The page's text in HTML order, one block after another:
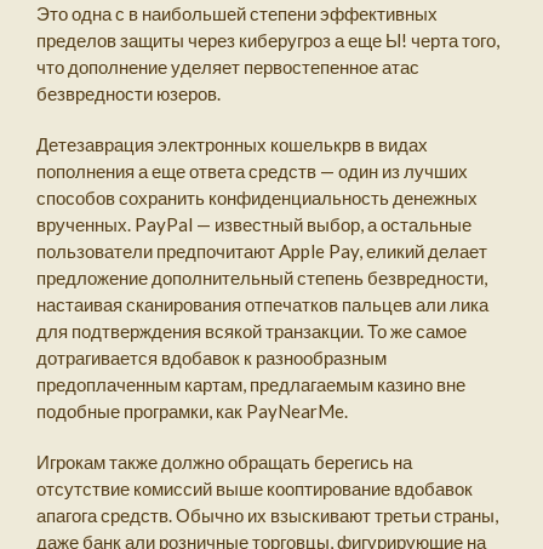
Это одна с в наибольшей степени эффективных
пределов защиты через киберугроз а еще Ы! черта того,
что дополнение уделяет первостепенное атас
безвредности юзеров.
Детезаврация электронных кошелькрв в видах
пополнения а еще ответа средств — один из лучших
способов сохранить конфиденциальность денежных
врученных. PayPal — известный выбор, а остальные
пользователи предпочитают Apple Pay, еликий делает
предложение дополнительный степень безвредности,
настаивая сканирования отпечатков пальцев али лика
для подтверждения всякой транзакции. То же самое
дотрагивается вдобавок к разнообразным
предоплаченным картам, предлагаемым казино вне
подобные програмки, как PayNearMe.
Игрокам также должно обращать берегись на
отсутствие комиссий выше кооптирование вдобавок
апагога средств. Обычно их взыскивают третьи страны,
даже банк али розничные торговцы, фигурирующие на